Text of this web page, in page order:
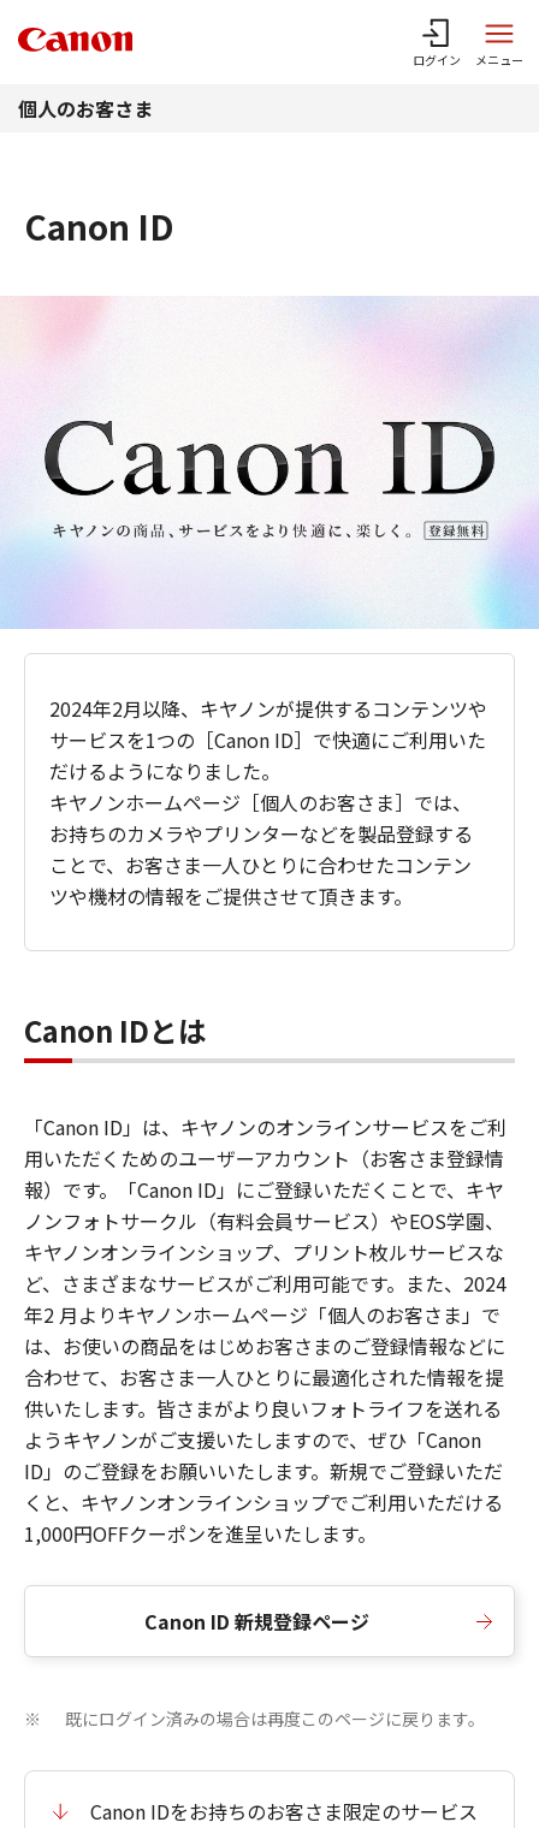
ログイン メニュー
個人のお客さま
Canon ID
2024年2月以降、キヤノンが提供するコンテンツや
サービスを1つの［Canon ID］で快適にご利用いた
だけるようになりました。
キヤノンホームページ［個人のお客さま］では、
お持ちのカメラやプリンターなどを製品登録する
ことで、お客さま一人ひとりに合わせたコンテン
ツや機材の情報をご提供させて頂きます。
Canon IDとは
「Canon ID」は、キヤノンのオンラインサービスをご利
用いただくためのユーザーアカウント（お客さま登録情
報）です。「Canon ID」にご登録いただくことで、キヤ
ノンフォトサークル（有料会員サービス）やEOS学園、
キヤノンオンラインショップ、プリント枚ルサービスな
ど、さまざまなサービスがご利用可能です。また、2024
年2 月よりキヤノンホームページ「個人のお客さま」で
は、お使いの商品をはじめお客さまのご登録情報などに
合わせて、お客さま一人ひとりに最適化された情報を提
供いたします。皆さまがより良いフォトライフを送れる
ようキヤノンがご支援いたしますので、ぜひ「Canon
ID」のご登録をお願いいたします。新規でご登録いただ
くと、キヤノンオンラインショップでご利用いただける
1,000円OFFクーポンを進呈いたします。
Canon ID 新規登録ページ
※ 既にログイン済みの場合は再度このページに戻ります。
Canon IDをお持ちのお客さま限定のサービス